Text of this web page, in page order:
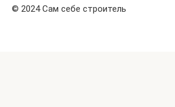
© 2024 Сам себе строитель